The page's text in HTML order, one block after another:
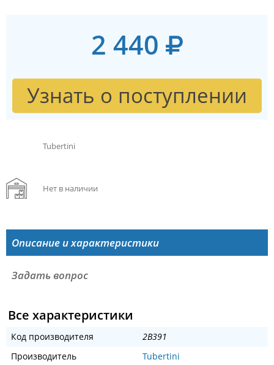
2 440
Узнать о поступлении
Tubertini
Нет в наличии
Описание и характеристики
Задать вопрос
Все характеристики
Код производителя
2B391
Производитель
Tubertini